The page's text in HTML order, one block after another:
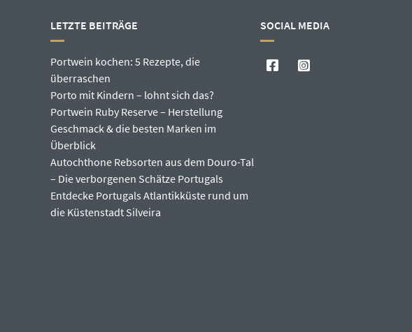
LETZTE BEITRÄGE
Portwein kochen: 5 Rezepte, die
überraschen
Porto mit Kindern – lohnt sich das?
Portwein Ruby Reserve – Herstellung
Geschmack & die besten Marken im
Überblick
Autochthone Rebsorten aus dem Douro-Tal
– Die verborgenen Schätze Portugals
Entdecke Portugals Atlantikküste rund um
die Küstenstadt Silveira
SOCIAL MEDIA